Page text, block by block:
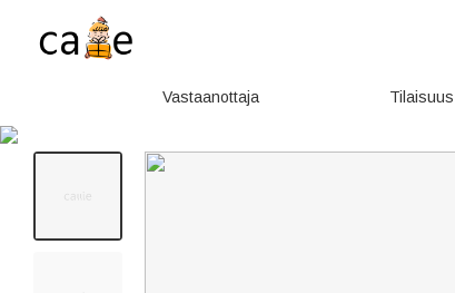
Vastaanottaja Tilaisuus